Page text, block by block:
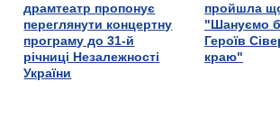
драмтеатр пропонує
переглянути концертну
програму до 31-й
річниці Незалежності
України
пройшла
"Шануємо
Героїв
краю"